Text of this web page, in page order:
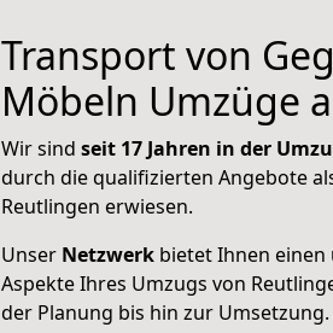
Transport von
Möbeln Umzüge
Wir sind seit 17 Jahren in der
durch die qualifizierten Angebote
Reutlingen erwiesen.
Unser Netzwerk bietet Ihnen einen
Aspekte Ihres Umzugs von
der Planung bis hin zur Umsetzung.